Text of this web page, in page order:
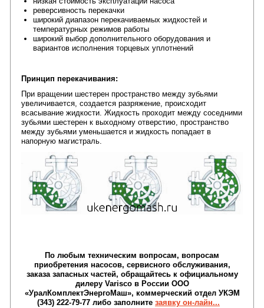
реверсивность перекачки
широкий диапазон перекачиваемых жидкостей и
температурных режимов работы
широкий выбор дополнительного оборудования и
вариантов исполнения торцевых уплотнений
Принцип перекачивания:
При вращении шестерен пространство между зубьями
увеличивается, создается разряжение, происходит
всасывание жидкости. Жидкость проходит между соседними
зубьями шестерен к выходному отверстию, пространство
между зубьями уменьшается и жидкость попадает в
напорную магистраль.
По любым техническим вопросам, вопросам
приобретения насосов, сервисного обслуживания,
заказа запасных частей, обращайтесь к официальному
дилеру Varisco в России ООО
«УралКомплектЭнергоМаш», коммерческий отдел УКЭМ
(343) 222-79-77 либо заполните заявку он-лайн...